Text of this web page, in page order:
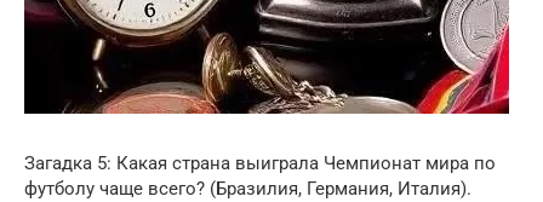
Загадка 5: Какая страна выиграла Чемпионат мира по
футболу чаще всего? (Бразилия, Германия, Италия).